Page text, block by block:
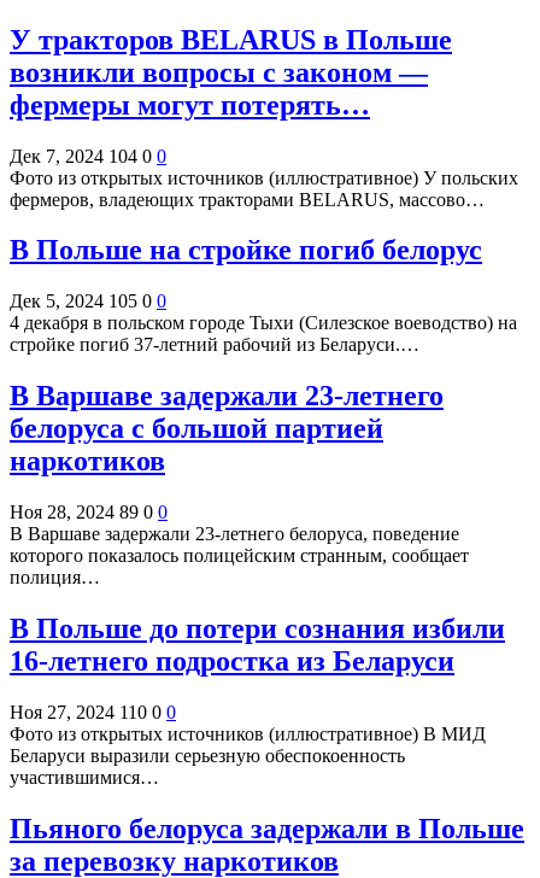
У тракторов BELARUS в Польше
возникли вопросы с законом —
фермеры могут потерять…
Дек 7, 2024 104 0 0
Фото из открытых источников (иллюстративное) У польских
фермеров, владеющих тракторами BELARUS, массово…
В Польше на стройке погиб белорус
Дек 5, 2024 105 0 0
4 декабря в польском городе Тыхи (Силезское воеводство) на
стройке погиб 37-летний рабочий из Беларуси.…
В Варшаве задержали 23-летнего
белоруса с большой партией
наркотиков
Ноя 28, 2024 89 0 0
В Варшаве задержали 23-летнего белоруса, поведение
которого показалось полицейским странным, сообщает
полиция…
В Польше до потери сознания избили
16-летнего подростка из Беларуси
Ноя 27, 2024 110 0 0
Фото из открытых источников (иллюстративное) В МИД
Беларуси выразили серьезную обеспокоенность
участившимися…
Пьяного белоруса задержали в Польше
за перевозку наркотиков